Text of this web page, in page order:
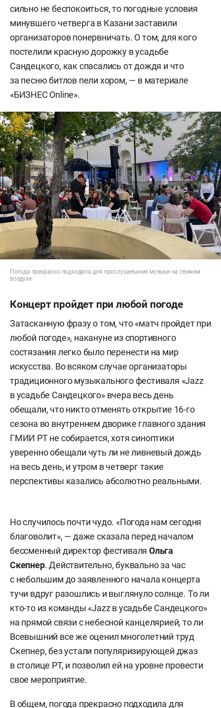
сильно не беспокоиться, то погодные условия
минувшего четверга в Казани заставили
организаторов понервничать. О том, для кого
постелили красную дорожку в усадьбе
Сандецкого, как спасались от дождя и что
за песню битлов пели хором, — в материале
«БИЗНЕС Online».
Погода прекрасно подходила для прослушивания музыки на свежем
воздухе
Концерт пройдет при любой погоде
Затасканную фразу о том, что «матч пройдет при
любой погоде», накануне из спортивного
состязания легко было перенести на мир
искусства. Во всяком случае организаторы
традиционного музыкального фестиваля «Jazz
в усадьбе Сандецкого» вчера весь день
обещали, что никто отменять открытие 16-го
сезона во внутреннем дворике главного здания
ГМИИ РТ не собирается, хотя синоптики
уверенно обещали чуть ли не ливневый дождь
на весь день, и утром в четверг такие
перспективы казались абсолютно реальными.
Но случилось почти чудо. «Погода нам сегодня
благоволит», — даже сказала перед началом
бессменный директор фестиваля Ольга
Скепнер. Действительно, буквально за час
с небольшим до заявленного начала концерта
тучи вдруг разошлись и выглянуло солнце. То ли
кто-то из команды «Jazz в усадьбе Сандецкого»
на прямой связи с небесной канцелярией, то ли
Всевышний все же оценил многолетний труд
Скепнер, без устали популяризирующей джаз
в столице РТ, и позволил ей на уровне провести
свое мероприятие.
В общем, погода прекрасно подходила для